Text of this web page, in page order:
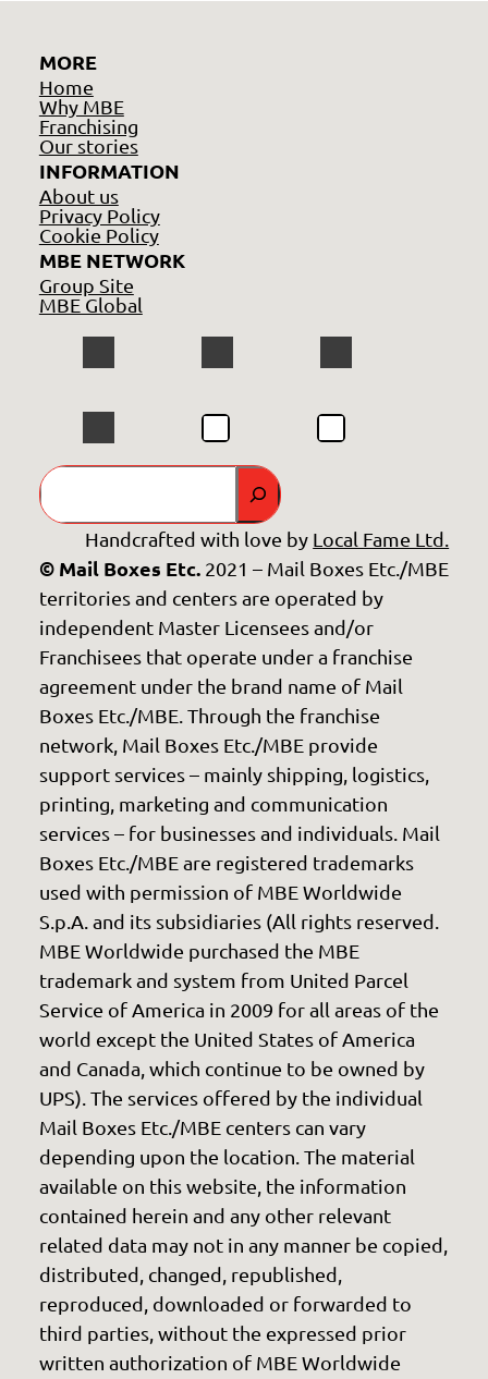
MORE
Home
Why MBE
Franchising
Our stories
INFORMATION
About us
Privacy Policy
Cookie Policy
MBE NETWORK
Group Site
MBE Global
GO
Handcrafted with love by Local Fame Ltd.
© Mail Boxes Etc.2021 – Mail Boxes Etc./MBE
territories and centers are operated by
independent Master Licensees and/or
Franchisees that operate under a franchise
agreement under the brand name of Mail
Boxes Etc./MBE. Through the franchise
network, Mail Boxes Etc./MBE provide
support services – mainly shipping, logistics,
printing, marketing and communication
services – for businesses and individuals. Mail
Boxes Etc./MBE are registered trademarks
used with permission of MBE Worldwide
S.p.A. and its subsidiaries (All rights reserved.
MBE Worldwide purchased the MBE
trademark and system from United Parcel
Service of America in 2009 for all areas of the
world except the United States of America
and Canada, which continue to be owned by
UPS). The services offered by the individual
Mail Boxes Etc./MBE centers can vary
depending upon the location. The material
available on this website, the information
contained herein and any other relevant
related data may not in any manner be copied,
distributed, changed, republished,
reproduced, downloaded or forwarded to
third parties, without the expressed prior
written authorization of MBE Worldwide